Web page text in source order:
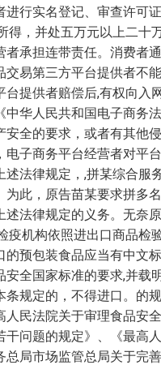
行实名登记、审查许可
得，并处五万元以上二
承担连带责任。消费
易第三方平台提供者
提供者赔偿后,有权向
华人民共和国电子商务
全的要求，或者有其他
子商务平台经营者对平
法律规定，,拼某综合
此，原告苗某要求拼多
法律规定的义务。无
疫机构依照进出口商品
预包装食品应当有中文
全国家标准的要求,并
规定的，不得进口。
民法院关于审理食品安
问题的规定》、《最
局市场监管总局关于完